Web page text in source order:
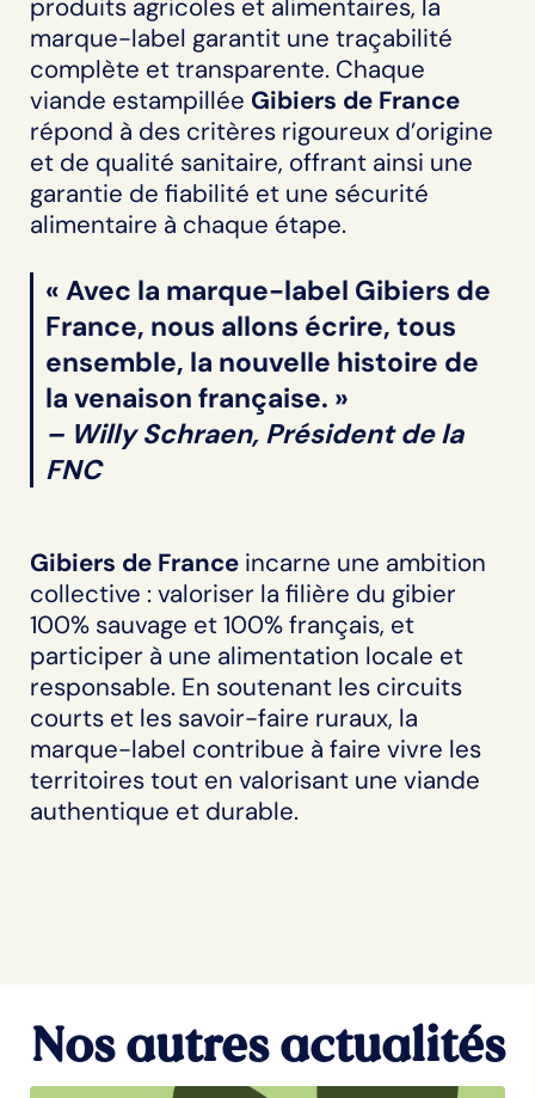
produits agricoles et alimentaires, la
marque-label garantit une traçabilité
complète et transparente. Chaque
viande estampillée Gibiers de France
répond à des critères rigoureux d’origine
et de qualité sanitaire, offrant ainsi une
garantie de fiabilité et une sécurité
alimentaire à chaque étape.
« Avec la marque-label Gibiers de
France, nous allons écrire, tous
ensemble, la nouvelle histoire de
la venaison française. »
– Willy Schraen, Président de la
FNC
Gibiers de France incarne une ambition
collective : valoriser la filière du gibier
100% sauvage et 100% français, et
participer à une alimentation locale et
responsable. En soutenant les circuits
courts et les savoir-faire ruraux, la
marque-label contribue à faire vivre les
territoires tout en valorisant une viande
authentique et durable.
Nos autres actualités